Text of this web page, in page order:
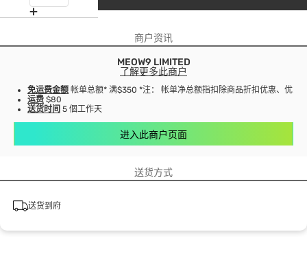
商户资讯
MEOW9 LIMITED
了解更多此商户
免运费金额 帐单总额* 满$350 *注： 帐单净总额指扣除商品折扣优惠、优惠
运费 $80
送货时间 5 個工作天
进入此商户页面
送货方式
送货到府